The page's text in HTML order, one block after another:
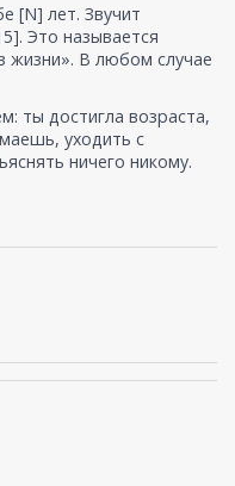
[N] лет. Звучит
Это называется
жизни». В любом случае
ты достигла возраста,
уходить с
ничего никому.